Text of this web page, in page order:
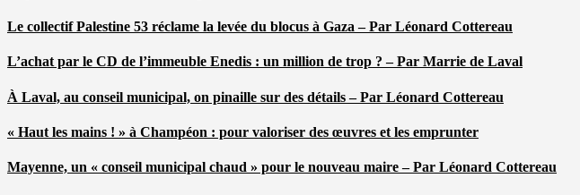
Le collectif Palestine 53 réclame la levée du blocus à Gaza – Par Léonard Cottereau
L’achat par le CD de l’immeuble Enedis : un million de trop ? – Par Marrie de Laval
À Laval, au conseil municipal, on pinaille sur des détails – Par Léonard Cottereau
« Haut les mains ! » à Champéon : pour valoriser des œuvres et les emprunter
Mayenne, un « conseil municipal chaud » pour le nouveau maire – Par Léonard Cottereau